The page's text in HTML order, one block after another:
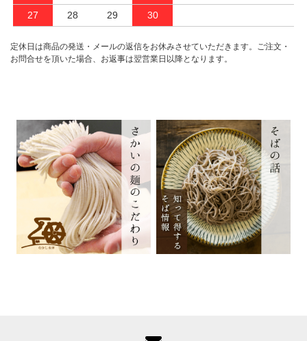
27
28 29 30
定休日は商品の発送・メールの返信をお休みさせていただきます。ご注文・
お問合せを頂いた場合、お返事は翌営業日以降となります。